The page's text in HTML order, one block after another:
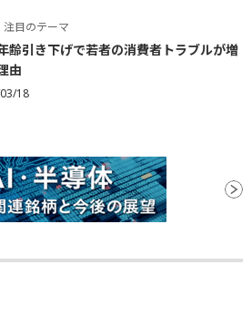
注目のテーマ
齢引き下げで若者の消費者トラブルが増
由
18